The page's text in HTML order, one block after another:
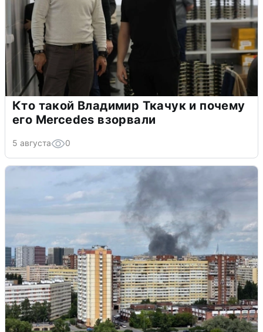
Кто такой Владимир Ткачук и почему
его Mercedes взорвали
5 августа 0